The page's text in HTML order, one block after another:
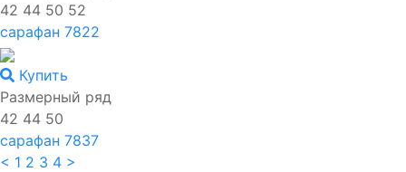
42 44 50 52
сарафан 7822
Купить
Размерный ряд
42 44 50
сарафан 7837
< 1 2 3 4 >